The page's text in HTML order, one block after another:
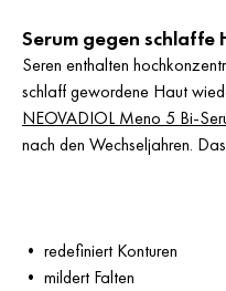
Serum gegen schlaffe
Seren enthalten
schlaff gewordene Haut
NEOVADIOL Meno 5 Bi-
nach den Wechseljahren.
• redefiniert Konturen
• mildert Falten